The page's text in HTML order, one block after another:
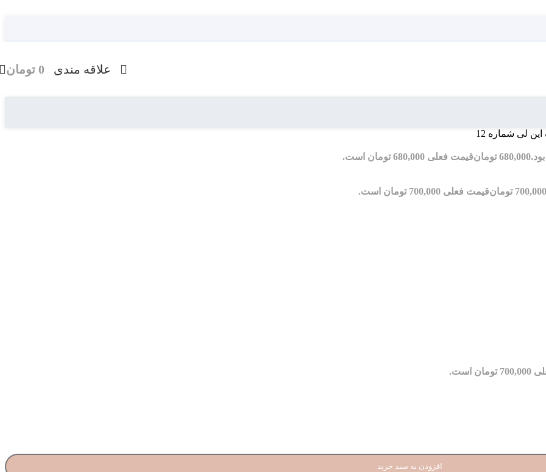
علاقه مندی 0 تومان
لی شماره 12
680,000 تومانقیمت فعلی 680,000 تومان است.
700,000 تومانقیمت فعلی 700,000 تومان است.
است.
افزودن به سبد خرید